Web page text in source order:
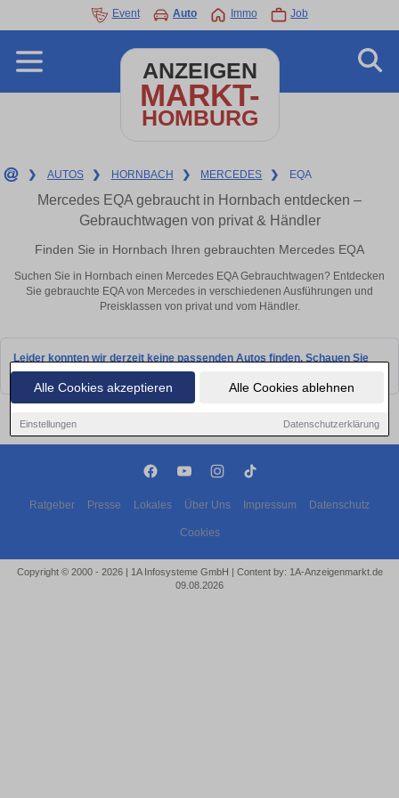
Alle Cookies akzeptieren Alle Cookies ablehnen
Einstellungen Datenschutzerklärung
Event Auto Immo Job
ANZEIGEN
MARKT-
HOMBURG
❯ AUTOS ❯ HORNBACH ❯ MERCEDES ❯ EQA
Mercedes EQA gebraucht in Hornbach entdecken –
Gebrauchtwagen von privat & Händler
Finden Sie in Hornbach Ihren gebrauchten Mercedes EQA
Suchen Sie in Hornbach einen Mercedes EQA Gebrauchtwagen? Entdecken
Sie gebrauchte EQA von Mercedes in verschiedenen Ausführungen und
Preisklassen von privat und vom Händler.
Leider konnten wir derzeit keine passenden Autos finden. Schauen Sie
bald wieder vorbei!
Ratgeber Presse Lokales Über Uns Impressum Datenschutz
Cookies
Copyright © 2000 - 2026 | 1A Infosysteme GmbH | Content by: 1A-Anzeigenmarkt.de
09.08.2026